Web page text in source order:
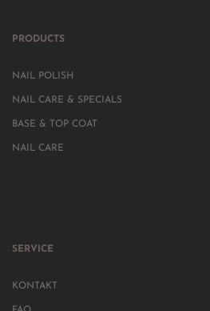
PRODUCTS
NAIL POLISH
NAIL CARE & SPECIALS
BASE & TOP COAT
NAIL CARE
SERVICE
KONTAKT